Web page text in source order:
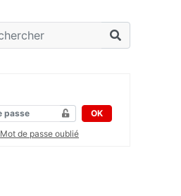
OK
Mot de passe oublié